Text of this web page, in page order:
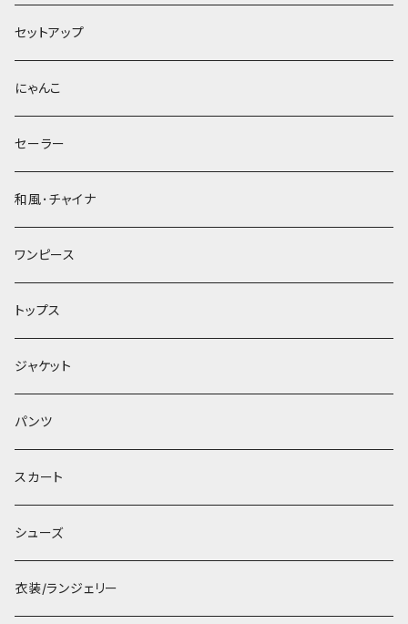
セットアップ
にゃんこ
セーラー
和風･チャイナ
ワンピース
トップス
ジャケット
パンツ
スカート
シューズ
衣装/ランジェリー